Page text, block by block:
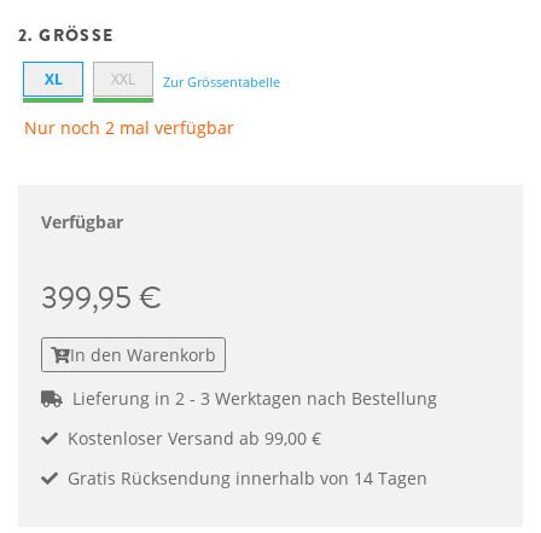
2. GRÖSSE
XL XXL Zur Grössentabelle
Nur noch 2 mal verfügbar
Verfügbar
399,95 €
In den Warenkorb
Lieferung in 2 - 3 Werktagen nach Bestellung
Kostenloser Versand ab 99,00 €
Gratis Rücksendung innerhalb von 14 Tagen